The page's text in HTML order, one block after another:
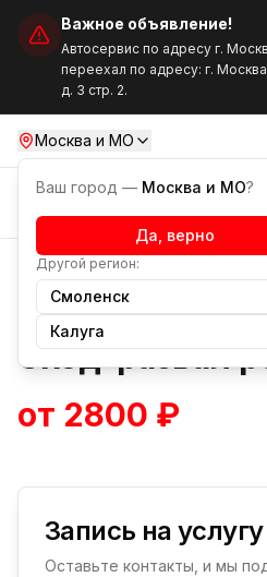
Важное объявление!
Автосервис по адресу г.
переехал по адресу: г.
д. 3 стр. 2.
Москва и МО
Ваш город — Москва и МО?
Да, верно
Другой регион:
Смоленск
Калуга
Услуги
Ремонт
подвески
Сход-развал
от 2800 ₽
Запись на услугу
Оставьте контакты, и мы